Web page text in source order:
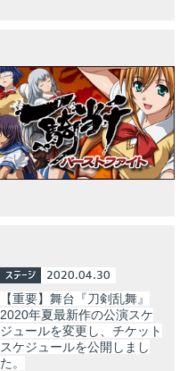
ステージ 2020.04.30
【重要】舞台『刀剣乱舞』
2020年夏最新作の公演スケ
ジュールを変更し、チケット
スケジュールを公開しまし
た。